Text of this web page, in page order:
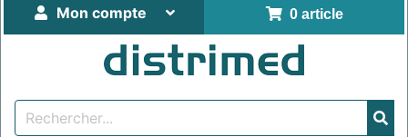
0 article
Mon compte